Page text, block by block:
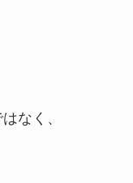
なく、